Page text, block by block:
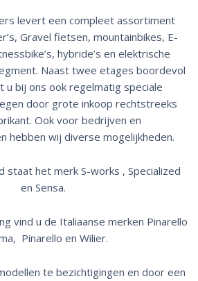
levert een compleet assortiment
Gravel fietsen, mountainbikes, E-
hybride’s en elektrische
Naast twee etages boordevol
u bij ons ook regelmatig speciale
door grote inkoop rechtstreeks
Ook voor bedrijven en
hebben wij diverse mogelijkheden.
staat het merk S-works , Specialized
en Sensa.
vind u de Italiaanse merken Pinarello
Pinarello en Wilier.
te bezichtigingen en door een